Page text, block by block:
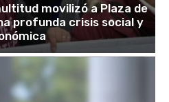
movilizó a Plaza de
profunda crisis social y